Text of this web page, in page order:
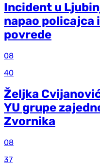
Incident u
napao policajca
povrede
08
40
Željka
YU grupe
Zvornika
08
37